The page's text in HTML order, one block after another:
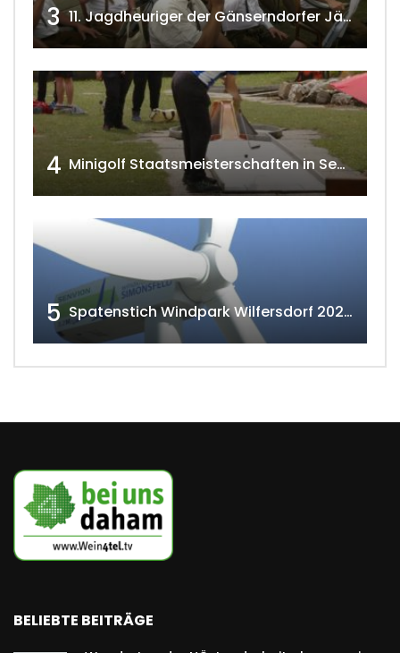
3 11. Jagdheuriger der Gänserndorfer Jäger 2020 w4tv166
4 Minigolf Staatsmeisterschaften in Seefeld-Kadolz w4tv174
5 Spatenstich Windpark Wilfersdorf 2023 w4tv177
BELIEBTE BEITRÄGE